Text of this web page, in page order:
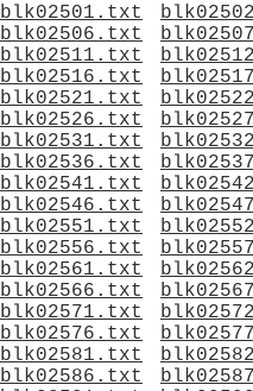
blk02501.txt
blk02506.txt
blk02511.txt
blk02516.txt
blk02521.txt
blk02526.txt
blk02531.txt
blk02536.txt
blk02541.txt
blk02546.txt
blk02551.txt
blk02556.txt
blk02561.txt
blk02566.txt
blk02571.txt
blk02576.txt
blk02581.txt
blk02586.txt